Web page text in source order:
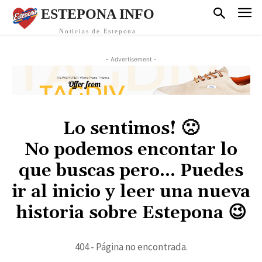
ESTEPONA INFO
Noticias de Estepona
- Advertisement -
Lo sentimos! 🙁
No podemos encontar lo
que buscas pero... Puedes
ir al inicio y leer una nueva
historia sobre Estepona 😉
404 - Página no encontrada.